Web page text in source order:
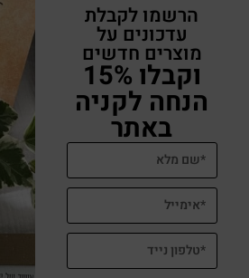
הרשמו לקבלת
עדכונים על
מוצרים חדשים
וקבלו 15%
הנחה לקניה
באתר